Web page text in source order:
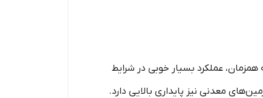
همزمان، عملکرد بسیار خوبی در شرایط
معدنی نیز پایداری بالایی دارد.